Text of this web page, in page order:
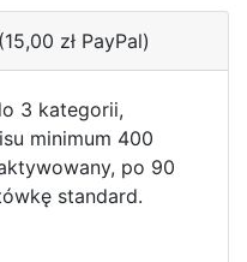
zł PayPal)
3 kategorii,
minimum 400
po 90
standard.